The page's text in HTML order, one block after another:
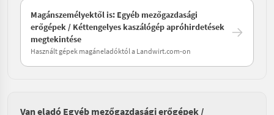
Magánszemélyektől is: Egyéb mezőgazdasági
erőgépek / Kéttengelyes kaszálógép apróhirdetések
megtekintése
Használt gépek magáneladóktól a Landwirt.com-on
Van eladó Egyéb mezőgazdasági erőgépek /